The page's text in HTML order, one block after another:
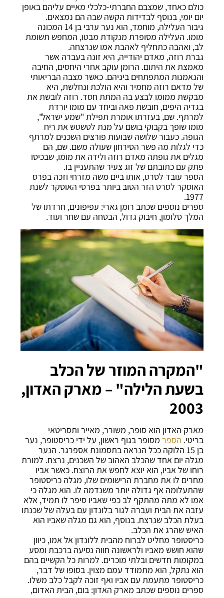
כולם כאחד, שמצבם החברתי-כלכלי מאיים עליהם באופן
יום יומי, בנוסף לבדידות הקשה שבה הם נמצאים.
גיבור העלילה, מוחמד, הוא נער ערבי בן 14 המכונה
מומו. העלילה מסופרת מנקודת מבטו, המחפש תשומת
לב, ואהבה כתחליף לאהבת אמו שנרצחה.
גברת רוזה, מאדם יהודייה, היא זונה בעברה אשר
מאמצת את היתום. הרומן עוקב אחרי היחסים, החיבה
והנאמנות המתפתחים ביניהם. כאשר מצבה הבריאותי
של מדאם רוזה מחמיר והיא הולכת ונחלשת, היא
מבקשת ממומו לבצע בה המתת חסד. רוזה לובשת את
בגדיה היפים, חובשת פאה וביחד עם מומו יורדת
למרתף. שם, בעזרתו אומרת תפילת "שמע ישראל",
מומו שופך בקבוקי בושם על מנת לטשטש את ריח
הגופה. כעבור שלושה שבועות פורצים השכנים למרתף
כדי לגלות מה פשר הסירחון שעולה משם. שם, הם
מגלים את גופתה מאדם רוזה ולידה את מומו, שבכיסו
פתק עם כתובתם של זוג צעיר שהתעניין בו.
הספר עובד לסרט, אותו ביים משה מזרחי וזכה בפרס
האוסקר לסרט הזר הטוב ביותר בפרסי האוסקר לשנת
1977.
ספרים נוספים שכתב רומן גארי: עפיפונים, חרדתו של
המלך סלומון, חיבוק גדול, הבטחה עם שחר ועוד.
"המקרה המוזר של הכלב
בשעת הלילה" – מארק האדון,
2003
מארק האדון הוא סופר, משורר, מאייר ותסריטאי
בריטי. הספר מסופר בגוף ראשון, על ידי כריסטופר, נער
בן 15 הלוקה ככל הנראה בתסמונת אספרגר. הנער
מגלה יום אחד שהכלב האהוב של השכנים, נרצח. למורת
רוחו של אביו, הוא יוצא לחפש את הרוצח. כאשר אביו
מחרים לו את מחברת הרישומים שלו, מגלה כריסטופר
שהתעלומה אף גדולה יותר משנדמה לו. הוא מגלה כי
אמו לא מתה מהתקף לב כפי שאביו סיפר לו תמיד, אלא
עזבה את הבית ועברה לגור בלונדון עם בעלה של שכנתו
בעלת הכלב שנרצח. בנוסף, הוא גם מגלה שאביו הוא
האיש שהרג את הכלב.
כריסטופר מחליט לברוח מהבית ללונדון אל אמו, כיוון
שהוא חושש מאביו ולראשונה חווה נסיעה ברכבת ומסע
במקומות חדשים ובלתי מוכרים. למרות כל הקשיים בהם
הוא נתקל, הוא מתמודד עמם מצוין. בסופו של דבר,
כריסטופר מתעמת עם אביו ואף זוכה לקבל כלב משלו.
ספרים נוספים שכתב מארק האדון: בום, הבית האדום,